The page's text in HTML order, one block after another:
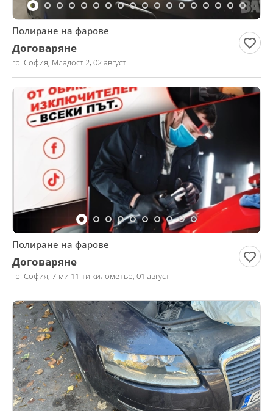
Полиране на фарове
Договаряне
гр. София, Младост 2, 02 август
Полиране на фарове
Договаряне
гр. София, 7-ми 11-ти километър, 01 август